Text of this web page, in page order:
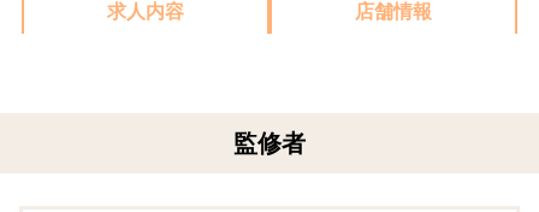
求人内容 店舗情報
監修者